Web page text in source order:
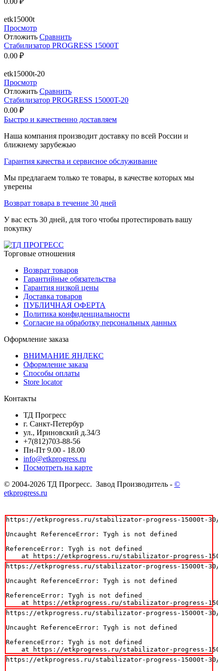
etk15000t
Просмотр
Отложить Сравнить
Стабилизатор PROGRESS 15000T
0.00 ₽
etk15000t-20
Просмотр
Отложить Сравнить
Стабилизатор PROGRESS 15000T-20
0.00 ₽
Быстро и качественно доставляем
Наша компания производит доставку по всей России и
ближнему зарубежью
Гарантия качества и сервисное обслуживание
Мы предлагаем только те товары, в качестве которых мы
уверены
Возврат товара в течение 30 дней
У вас есть 30 дней, для того чтобы протестировать вашу
покупку
Торговые отношения
Возврат товаров
Гарантийные обязательства
Гарантия низкой цены
Доставка товаров
ПУБЛИЧНАЯ ОФЕРТА
Политика конфиденциальности
Согласие на обработку персональных данных
Оформление заказа
ВНИМАНИЕ ЯНДЕКС
Оформление заказа
Способы оплаты
Store locator
Контакты
ТД Прогресс
г. Санкт-Петербур
ул., Ириновский д.34/3
+7(812)703-88-56
Пн-Пт 9.00 - 18.00
info@etkprogress.ru
Посмотреть на карте
© 2004-2026 ТД Прогресс. Завод Производитель - ©
etkprogress.ru
https://etkprogress.ru/stabilizator-progress-15000t-30/
Uncaught ReferenceError: Tygh is not defined
ReferenceError: Tygh is not defined
at https://etkprogress.ru/stabilizator-progress-
https://etkprogress.ru/stabilizator-progress-15000t-30/
Uncaught ReferenceError: Tygh is not defined
ReferenceError: Tygh is not defined
at https://etkprogress.ru/stabilizator-progress-
https://etkprogress.ru/stabilizator-progress-15000t-30/
Uncaught ReferenceError: Tygh is not defined
ReferenceError: Tygh is not defined
at https://etkprogress.ru/stabilizator-progress-
https://etkprogress.ru/stabilizator-progress-15000t-30/